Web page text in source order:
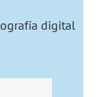
digital